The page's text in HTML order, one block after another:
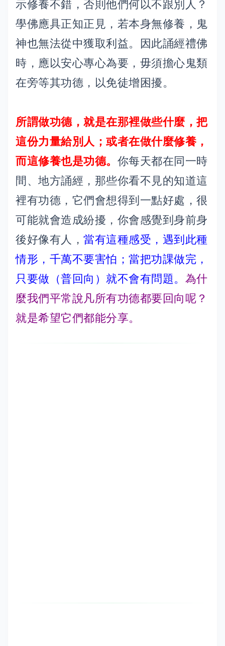
示修養不錯，否則他們何以不跟別人？
學佛應具正知正見，若本身無修養，鬼
神也無法從中獲取利益。因此誦經禮佛
時，應以安心專心為要，毋須擔心鬼類
在旁等其功德，以免徒增困擾。
所謂做功德，就是在那裡做些什麼，把
這份力量給別人；或者在做什麼修養，
而這修養也是功德。 你每天都在同一時
間、地方誦經，那些你看不見的知道這
裡有功德，它們會想得到一點好處，很
可能就會造成紛擾，你會感覺到身前身
後好像有人， 當有這種感受，遇到此種
情形，千萬不要害怕；當把功課做完，
只要做（普回向）就不會有問題。 為什
麼我們平常說凡所有功德都要回向呢？
就是希望它們都能分享。